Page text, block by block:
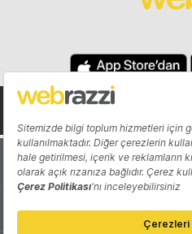
Hakkında
Katkıda Bulun